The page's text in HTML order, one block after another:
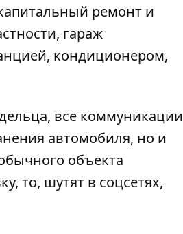
ремонт и
гараж
кондиционером,
все коммуникации
автомобиля, но и
объекта
то, шутят в соцсетях,